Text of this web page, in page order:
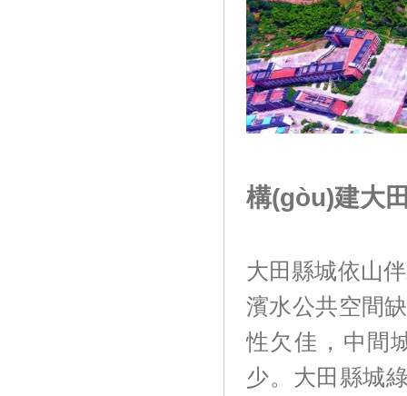
構(gòu)建大
大田縣城依山伴
濱水公共空間缺
性欠佳，中
少。大田